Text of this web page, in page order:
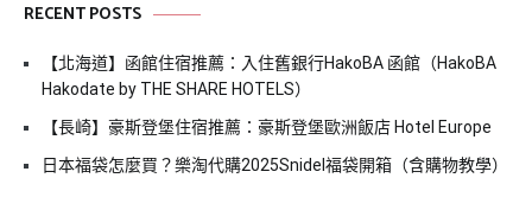
RECENT POSTS
【北海道】函館住宿推薦：入住舊銀行HakoBA 函館（HakoBA
Hakodate by THE SHARE HOTELS）
【長崎】豪斯登堡住宿推薦：豪斯登堡歐洲飯店 Hotel Europe
日本福袋怎麼買？樂淘代購2025Snidel福袋開箱（含購物教學）